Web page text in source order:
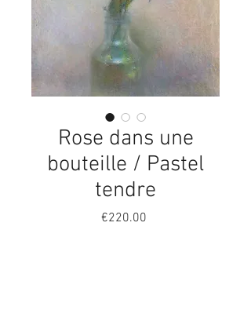
Rose dans une
bouteille / Pastel
tendre
€220.00Price